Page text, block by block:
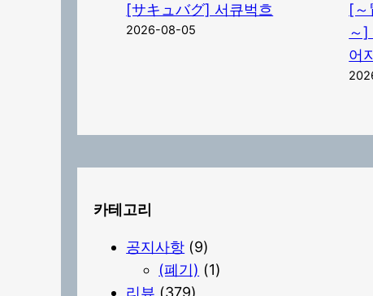
[サキュバグ] 서큐벅흐
2026-08-05
[～
～]
어
카테고리
공지사항 (9)
(폐기) (1)
리뷰 (379)